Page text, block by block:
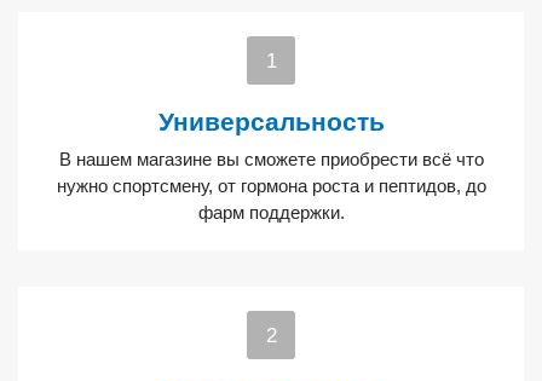
Универсальность
В нашем магазине вы сможете приобрести всё что
нужно спортсмену, от гормона роста и пептидов, до
фарм поддержки.